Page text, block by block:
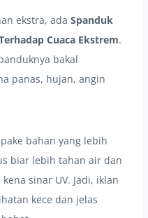
ekstra, ada Spanduk
Cuaca Ekstrem.
bakal
panas, hujan, angin
bahan yang lebih
biar lebih tahan air dan
sinar UV. Jadi, iklan
kece dan jelas